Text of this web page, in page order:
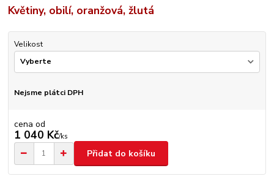
Květiny, obilí, oranžová, žlutá
Velikost
Nejsme plátci DPH
cena od
1 040 Kč/ks
Přidat do košíku